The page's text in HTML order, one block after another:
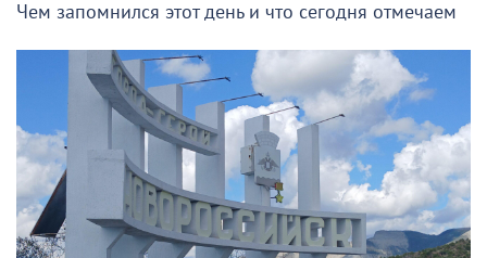
Чем запомнился этот день и что сегодня отмечаем